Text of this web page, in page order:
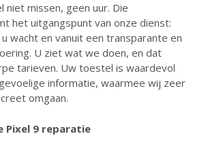
niet missen, geen uur. Die
het uitgangspunt van onze dienst:
wacht en vanuit een transparante en
U ziet wat we doen, en dat
tarieven. Uw toestel is waardevol
informatie, waarmee wij zeer
omgaan.
Pixel 9 reparatie